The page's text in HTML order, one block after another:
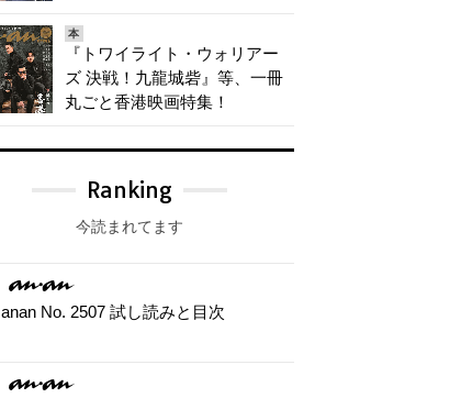
本
『トワイライト・ウォリアー
ズ 決戦！九龍城砦』等、一冊
丸ごと香港映画特集！
Ranking
今読まれてます
anan No. 2507 試し読みと目次